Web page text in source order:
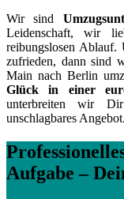
Wir sind
Leidenschaft, wir
reibungslosen Ablauf.
zufrieden, dann sind
Main nach Berlin
Glück in einer
unterbreiten wir
unschlagbares Angebot.
Aufgabe –